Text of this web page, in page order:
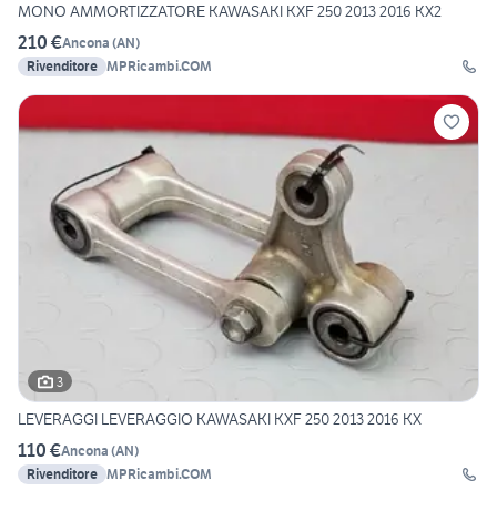
MONO AMMORTIZZATORE KAWASAKI KXF 250 2013 2016 KX2
210 €Ancona (AN)
Rivenditore MPRicambi.COM
3
LEVERAGGI LEVERAGGIO KAWASAKI KXF 250 2013 2016 KX
110 €Ancona (AN)
Rivenditore MPRicambi.COM